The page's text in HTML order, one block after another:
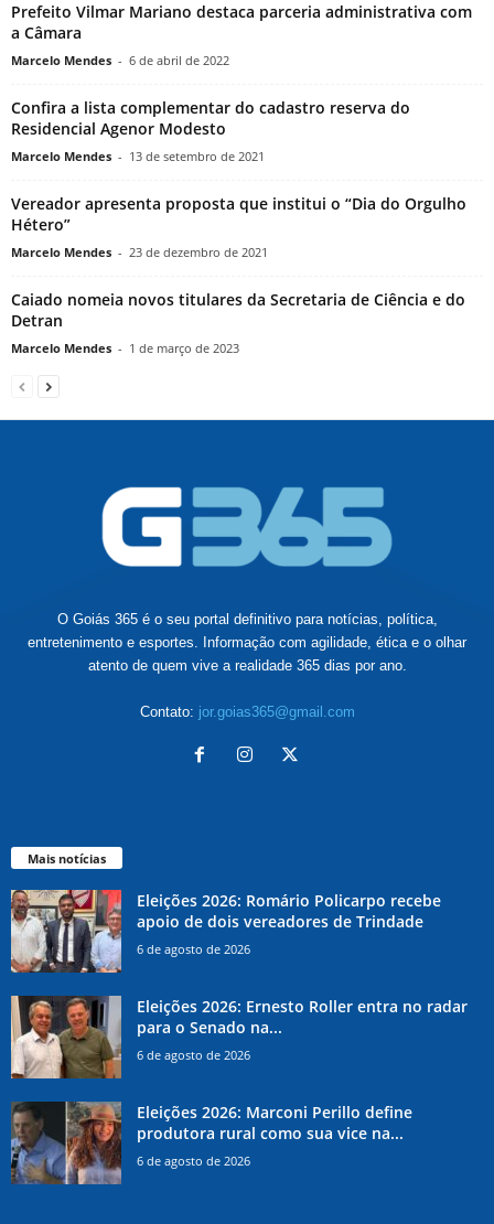
Prefeito Vilmar Mariano destaca parceria administrativa com
a Câmara
Marcelo Mendes - 6 de abril de 2022
Confira a lista complementar do cadastro reserva do
Residencial Agenor Modesto
Marcelo Mendes - 13 de setembro de 2021
Vereador apresenta proposta que institui o “Dia do Orgulho
Hétero”
Marcelo Mendes - 23 de dezembro de 2021
Caiado nomeia novos titulares da Secretaria de Ciência e do
Detran
Marcelo Mendes - 1 de março de 2023
O Goiás 365 é o seu portal definitivo para notícias, política,
entretenimento e esportes. Informação com agilidade, ética e o olhar
atento de quem vive a realidade 365 dias por ano.
Contato: jor.goias365@gmail.com
Mais notícias
Eleições 2026: Romário Policarpo recebe
apoio de dois vereadores de Trindade
6 de agosto de 2026
Eleições 2026: Ernesto Roller entra no radar
para o Senado na...
6 de agosto de 2026
Eleições 2026: Marconi Perillo define
produtora rural como sua vice na...
6 de agosto de 2026